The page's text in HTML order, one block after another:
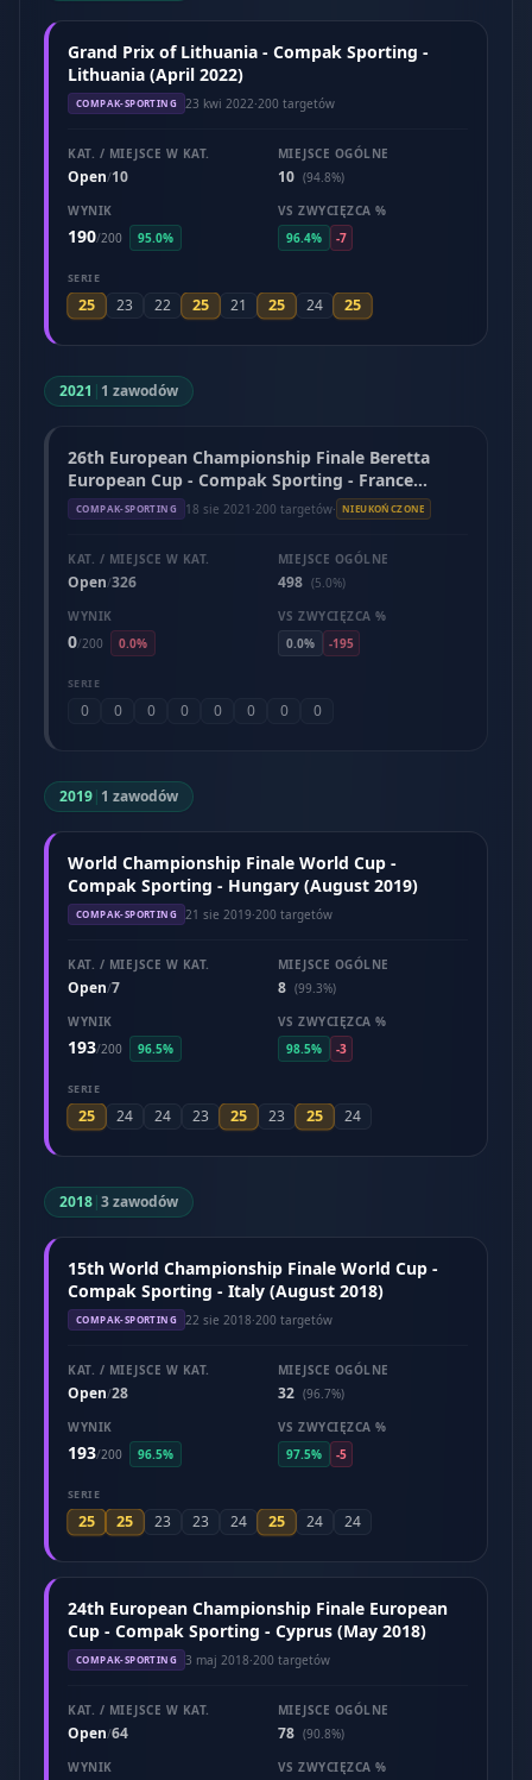
Grand Prix of Lithuania - Compak Sporting -
Lithuania (April 2022)
COMPAK-SPORTING 23 kwi 2022·200 targetów
KAT. / MIEJSCE W KAT.
Open/10
MIEJSCE OGÓLNE
10 (94.8%)
WYNIK
190/200 95.0%
VS ZWYCIĘZCA %
96.4%
-7
SERIE
25 23 22 25 21 25 24 25
2021 | 1 zawodów
26th European Championship Finale Beretta
European Cup - Compak Sporting - France
(August 2021)
COMPAK-SPORTING 18 sie 2021 ·200 targetów· NIEUKOŃCZONE
KAT. / MIEJSCE W KAT.
Open/326
MIEJSCE OGÓLNE
498 (5.0%)
WYNIK
0/200 0.0%
VS ZWYCIĘZCA %
0.0%
-195
SERIE
0 0 0 0 0 0 0 0
2019| 1 zawodów
World Championship Finale World Cup -
Compak Sporting - Hungary (August 2019)
COMPAK-SPORTING 21 sie 2019·200 targetów
KAT. / MIEJSCE W KAT.
Open/7
MIEJSCE OGÓLNE
8 (99.3%)
WYNIK
193/200 96.5%
VS ZWYCIĘZCA %
98.5%
-3
SERIE
25 24 24 23 25 23 25 24
2018|3 zawodów
15th World Championship Finale World Cup -
Compak Sporting - Italy (August 2018)
COMPAK-SPORTING 22 sie 2018·200 targetów
KAT. / MIEJSCE W KAT.
Open/28
MIEJSCE OGÓLNE
32 (96.7%)
WYNIK
193/200 96.5%
VS ZWYCIĘZCA %
97.5%
-5
SERIE
25 25 23 23 24 25 24 24
24th European Championship Finale European
Cup - Compak Sporting - Cyprus (May 2018)
COMPAK-SPORTING 3 maj 2018·200 targetów
KAT. / MIEJSCE W KAT.
Open/64
MIEJSCE OGÓLNE
78 (90.8%)
WYNIK
VS ZWYCIĘZCA %